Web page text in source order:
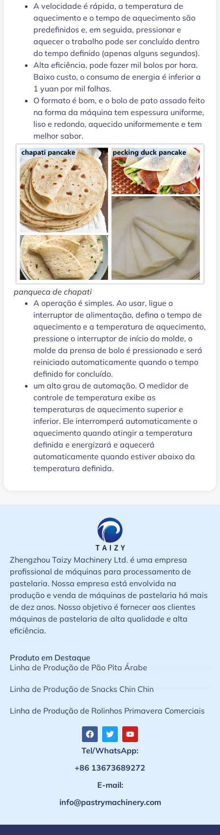
A velocidade é rápida, a temperatura de
aquecimento e o tempo de aquecimento são
predefinidos e, em seguida, pressionar e
aquecer o trabalho pode ser concluído dentro
do tempo definido (apenas alguns segundos).
Alta eficiência, pode fazer mil bolos por hora.
Baixo custo, o consumo de energia é inferior a
1 yuan por mil folhas.
O formato é bom, e o bolo de pato assado feito
na forma da máquina tem espessura uniforme,
liso e redondo, aquecido uniformemente e tem
melhor sabor.
panqueca de chapati
A operação é simples. Ao usar, ligue o
interruptor de alimentação, defina o tempo de
aquecimento e a temperatura de aquecimento,
pressione o interruptor de início do molde, o
molde da prensa de bolo é pressionado e será
reiniciado automaticamente quando o tempo
definido for concluído.
um alto grau de automação. O medidor de
controle de temperatura exibe as
temperaturas de aquecimento superior e
inferior. Ele interromperá automaticamente o
aquecimento quando atingir a temperatura
definida e energizará e aquecerá
automaticamente quando estiver abaixo da
temperatura definida.
Zhengzhou Taizy Machinery Ltd. é uma empresa
profissional de máquinas para processamento de
pastelaria. Nossa empresa está envolvida na
produção e venda de máquinas de pastelaria há mais
de dez anos. Nosso objetivo é fornecer aos clientes
máquinas de pastelaria de alta qualidade e alta
eficiência.
Produto em Destaque
Linha de Produção de Pão Pita Árabe
Linha de Produção de Snacks Chin Chin
Linha de Produção de Rolinhos Primavera Comerciais
Tel/WhatsApp:
+86 13673689272
E-mail:
info@pastrymachinery.com